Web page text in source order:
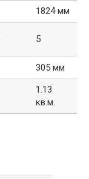
1824 мм
5
305 мм
1.13
кв.м.